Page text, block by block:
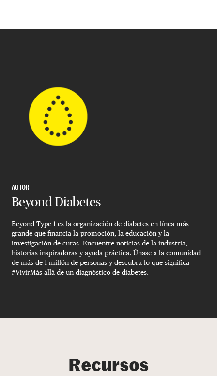
AUTOR
Beyond Diabetes
Beyond Type 1 es la organización de diabetes en línea más
grande que financia la promoción, la educación y la
investigación de curas. Encuentre noticias de la industria,
historias inspiradoras y ayuda práctica. Únase a la comunidad
de más de 1 millón de personas y descubra lo que significa
#VivirMás allá de un diagnóstico de diabetes.
Recursos